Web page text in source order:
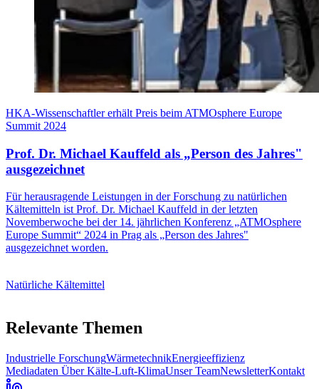
HKA-Wissenschaftler erhält Preis beim ATMOsphere Europe
Summit 2024
Prof. Dr. Michael Kauffeld als „Person des Jahres"
ausgezeichnet
Für herausragende Leistungen in der Forschung zu natürlichen
Kältemitteln ist Prof. Dr. Michael Kauffeld in der letzten
Novemberwoche bei der 14. jährlichen Konferenz „ATMOsphere
Europe Summit“ 2024 in Prag als „Person des Jahres"
ausgezeichnet worden.
Natürliche Kältemittel
Relevante Themen
Industrielle ForschungWärmetechnikEnergieeffizienz
Mediadaten Über Kälte-Luft-KlimaUnser TeamNewsletterKontakt